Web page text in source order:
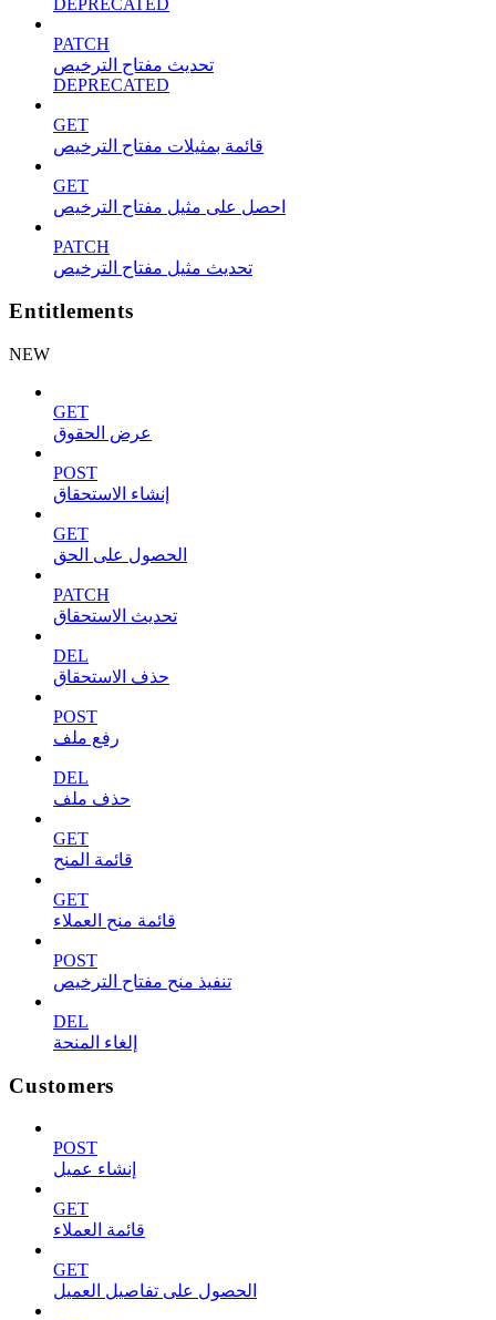
DEPRECATED
PATCH
تحديث مفتاح الترخيص
DEPRECATED
GET
قائمة بمثيلات مفتاح الترخيص
GET
احصل على مثيل مفتاح الترخيص
PATCH
تحديث مثيل مفتاح الترخيص
Entitlements
NEW
GET
عرض الحقوق
POST
إنشاء الاستحقاق
GET
الحصول على الحق
PATCH
تحديث الاستحقاق
DEL
حذف الاستحقاق
POST
رفع ملف
DEL
حذف ملف
GET
قائمة المنح
GET
قائمة منح العملاء
POST
تنفيذ منح مفتاح الترخيص
DEL
إلغاء المنحة
Customers
POST
إنشاء عميل
GET
قائمة العملاء
GET
الحصول على تفاصيل العميل